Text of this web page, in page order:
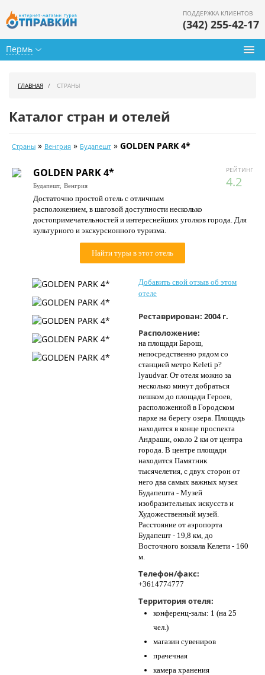
Пермь
ПОДДЕРЖКА КЛИЕНТОВ
(342) 255-42-17
Календарь туров
Цены дня
Страны
Как купить
Контакты
ГЛАВНАЯ СТРАНЫ
Каталог стран и отелей
Страны » Венгрия » Будапешт » GOLDEN PARK 4*
РЕЙТИНГ
4.2
GOLDEN PARK 4*
Будапешт, Венгрия
Достаточно простой отель с отличным
расположением, в шаговой доступности несколько
достопримечательностей и интереснейших уголков города. Для
культурного и экскурсионного туризма.
Найти туры в этот отель
Добавить свой отзыв об этом
отеле
Реставрирован: 2004 г.
Расположение:
на площади Барош,
непосредственно рядом со
станцией метро Keleti p?
lyaudvar. От отеля можно за
несколько минут добраться
пешком до площади Героев,
расположенной в Городском
парке на берегу озера. Площадь
находится в конце проспекта
Андраши, около 2 км от центра
города. В центре площади
находится Памятник
тысячелетия, с двух сторон от
него два самых важных музея
Будапешта - Музей
изобразительных искусств и
Художественный музей.
Расстояние от аэропорта
Будапешт - 19,8 км, до
Восточного вокзала Келети - 160
м.
Телефон/факс:
+3614774777
Территория отеля:
конференц-залы: 1 (на 25
чел.)
магазин сувениров
прачечная
камера хранения